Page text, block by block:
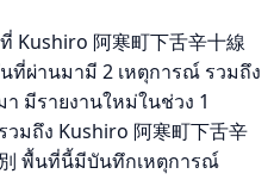
阿寒町下舌辛十線
ที่ผ่านมามี 2 เหตุการณ์ รวมถึง
มีรายงานใหม่ในช่วง 1
มถึง Kushiro 阿寒町下舌辛
別 พื้นที่นี้มีบันทึกเหตุการณ์